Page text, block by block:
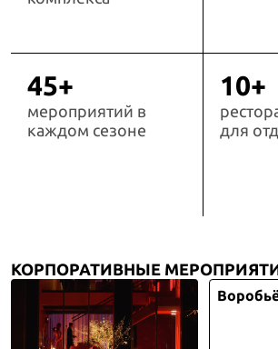
45+
мероприятий в
каждом сезоне
10+
для
КОРПОРАТИВНЫЕ